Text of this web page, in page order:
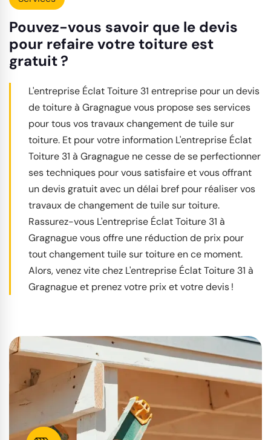
Pouvez-vous savoir que le devis
pour refaire votre toiture est
gratuit ?
L'entreprise Éclat Toiture 31 entreprise pour un devis
de toiture à Gragnague vous propose ses services
pour tous vos travaux changement de tuile sur
toiture. Et pour votre information L'entreprise Éclat
Toiture 31 à Gragnague ne cesse de se perfectionner
ses techniques pour vous satisfaire et vous offrant
un devis gratuit avec un délai bref pour réaliser vos
travaux de changement de tuile sur toiture.
Rassurez-vous L'entreprise Éclat Toiture 31 à
Gragnague vous offre une réduction de prix pour
tout changement tuile sur toiture en ce moment.
Alors, venez vite chez L'entreprise Éclat Toiture 31 à
Gragnague et prenez votre prix et votre devis !